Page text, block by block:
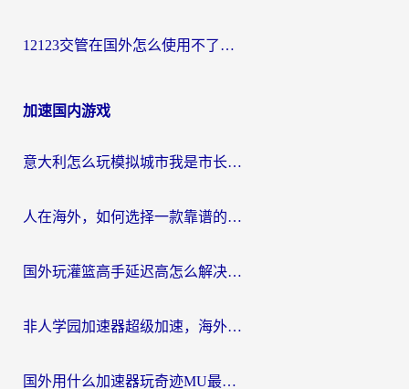
12123交管在国外怎么使用不了？海外华人必看的无缝访问国内资源指南
加速国内游戏
意大利怎么玩模拟城市我是市长？海外党国服游戏加速终极攻略（附三国3量子特攻解决办法）
人在海外，如何选择一款靠谱的玩剑灵2加速器？
国外玩灌篮高手延迟高怎么解决？海外玩家国服游戏加速终极指南
非人学园加速器超级加速，海外玩家重返国服的通行证
国外用什么加速器玩奇迹MU最好？2026海外玩家国服游戏加速全攻略